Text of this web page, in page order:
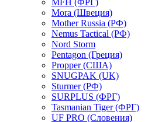
Mora (Швеция)
Mother Russia (РФ)
Nemus Tactical (РФ)
Nord Storm
Pentagon (Греция)
Propper (США)
SNUGPAK (UK)
Sturmer (РФ)
SURPLUS (ФРГ)
Tasmanian Tiger (ФРГ)
UF PRO (Словения)